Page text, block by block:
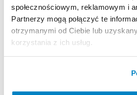
społecznościowym, reklamowym i
Partnerzy mogą połączyć te
otrzymanymi od Ciebie lub
korzystania z ich usług.
Regulamin wypożyczalni
KAUCJA
Nie pobieramy kaucji za